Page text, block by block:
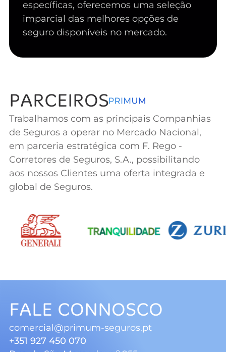
específicas, oferecemos uma seleção
imparcial das melhores opções de
seguro disponíveis no mercado.
PARCEIROS
Trabalhamos com as principais Companhias
de Seguros a operar no Mercado Nacional,
em parceria estratégica com F. Rego -
Corretores de Seguros, S.A., possibilitando
aos nossos Clientes uma oferta integrada e
global de Seguros.
FALE CONNOSCO
comercial@primum-seguros.pt
+351 927 450 070